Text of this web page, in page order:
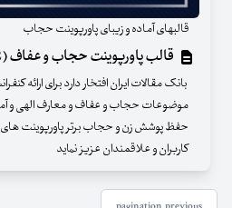
قالبهای آماده و زیبای پاورپوینت حجاب
قالب پاورپوینت حجاب و عفاف (32)
بانک مقالات ایران افتخار دارد برای ارائه
موضوعات حجاب و عفاف و معارف الهی و
حفظ پوشش زن و حجاب برتر پاورپوینت های
کاربران و علاقمندان عزیز نماید